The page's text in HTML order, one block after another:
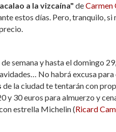
a la vizcaína" deCarmen
estos días. Pero, tranquilo, si
semana y hasta el domingo
No habrá excusa para
de la ciudad te tentarán con
y 30 euros para almuerzo y
estrella Michelin (Ricard